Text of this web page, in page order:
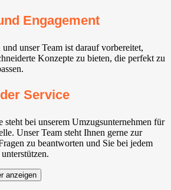
Engagement
unser Team ist darauf vorbereitet,
Konzepte zu bieten, die perfekt zu
Service
steht bei unserem Umzugsunternehmen für
Unser Team steht Ihnen gerne zur
zu beantworten und Sie bei jedem
anzeigen